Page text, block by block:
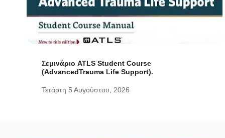
Σεμινάριο ATLS Student Course
(AdvancedTrauma Life Support).
Τετάρτη 5 Αυγούστου, 2026